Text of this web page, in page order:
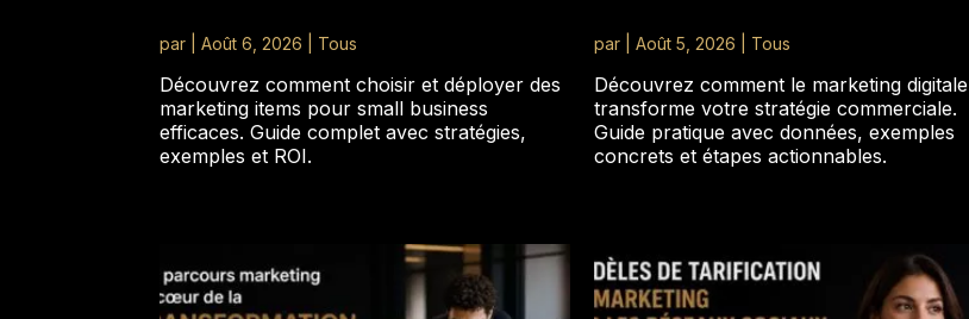
par |Août 6, 2026 Tous
Découvrez comment choisir et déployer des
marketing items pour small business
efficaces. Guide complet avec stratégies,
exemples et ROI.
par |Août 5, 2026 Tous
Découvrez comment le marketing digitale
transforme votre stratégie commerciale.
Guide pratique avec données, exemples
concrets et étapes actionnables.